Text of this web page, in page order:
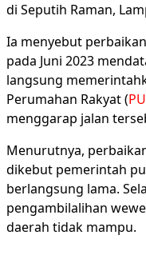
di Seputih Raman,
Ia menyebut
pada Juni 2023
langsung
Perumahan Rakyat (
menggarap jalan
Menurutnya,
dikebut pemerintah
berlangsung lama.
pengambilalihan
daerah tidak mampu.